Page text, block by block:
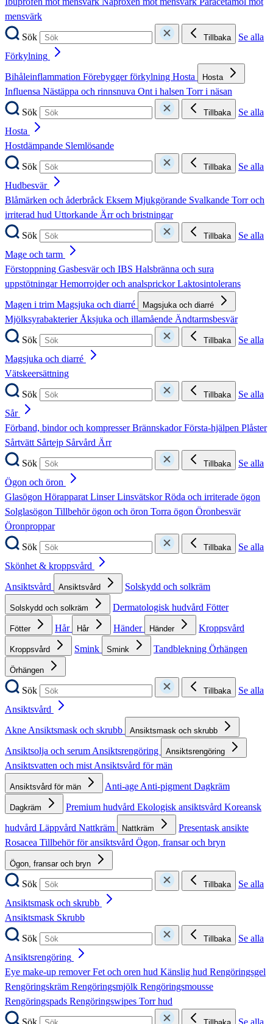
mensvärk
Sök
Tillbaka
Se alla
Förkylning
Bihåleinflammation Förebygger förkylning Hosta Hosta
Influensa Nästäppa och rinnsnuva Ont i halsen Torr i näsan
Sök
Tillbaka
Se alla
Hosta
Hostdämpande Slemlösande
Sök
Tillbaka
Se alla
Hudbesvär
Blåmärken och åderbråck Eksem Mjukgörande Svalkande Torr och
irriterad hud Uttorkande Ärr och bristningar
Sök
Tillbaka
Se alla
Mage och tarm
Förstoppning Gasbesvär och IBS Halsbränna och sura
uppstötningarHemorrojder och analsprickorLaktosintolerans
Magen i trim Magsjuka och diarré Magsjuka och diarré
MjölksyrabakterierÅksjuka och illamående Ändtarmsbesvär
Sök
Tillbaka
Se alla
Magsjuka och diarré
Vätskeersättning
Sök
Tillbaka
Se alla
Sår
Förband, bindor och kompresserBrännskadorFörsta-hjälpen Plåster
Sårtvätt Sårtejp Sårvård Ärr
Sök
Tillbaka
Se alla
Ögon och öron
Glasögon HörapparatLinserLinsvätskorRöda och irriterade ögon
Solglasögon Tillbehör ögon och öron Torra ögon Öronbesvär
Öronproppar
Sök
Tillbaka
Se alla
Skönhet & kroppsvård
Ansiktsvård
Ansiktsvård Solskydd och solkräm
Solskydd och solkräm Dermatologisk hudvård Fötter
Fötter Hår Hår Händer Händer Kroppsvård
Kroppsvård Smink Smink Tandblekning Örhängen
Örhängen
Sök Tillbaka
Se alla
Ansiktsvård
AkneAnsiktsmask och skrubb Ansiktsmask och skrubb
Ansiktsolja och serumAnsiktsrengöring Ansiktsrengöring
Ansiktsvatten och mistAnsiktsvård för män
Ansiktsvård för män Anti-ageAnti-pigmentDagkräm
Dagkräm Premium hudvård Ekologisk ansiktsvård Koreansk
hudvård Läppvård Nattkräm Nattkräm
Presentask ansikte
Rosacea Tillbehör för ansiktsvård Ögon, fransar och bryn
Ögon, fransar och bryn
Sök Tillbaka
Se alla
Ansiktsmask och skrubb
Ansiktsmask Skrubb
Sök
Tillbaka
Se alla
Ansiktsrengöring
Eye make-up removerFet och oren hud Känslig hud Rengöringsgel
Rengöringskräm Rengöringsmjölk Rengöringsmousse
Rengöringspads Rengöringswipes Torr hud